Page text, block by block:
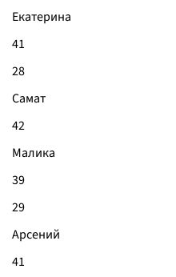
Екатерина
41
28
Самат
42
Малика
39
29
Арсений
41